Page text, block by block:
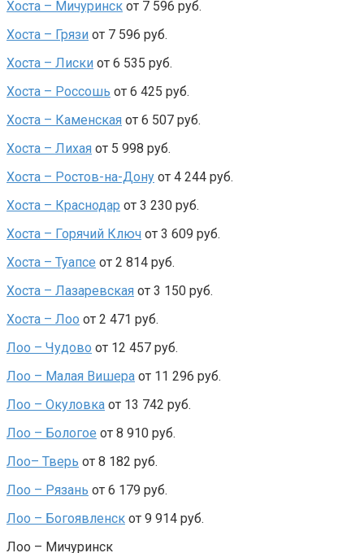
Хоста – Мичуринск от 7 596 руб.
Хоста – Грязи от 7 596 руб.
Хоста – Лиски от 6 535 руб.
Хоста – Россошь от 6 425 руб.
Хоста – Каменская от 6 507 руб.
Хоста – Лихая от 5 998 руб.
Хоста – Ростов-на-Дону от 4 244 руб.
Хоста – Краснодар от 3 230 руб.
Хоста – Горячий Ключ от 3 609 руб.
Хоста – Туапсе от 2 814 руб.
Хоста – Лазаревская от 3 150 руб.
Хоста – Лоо от 2 471 руб.
Лоо – Чудово от 12 457 руб.
Лоо – Малая Вишера от 11 296 руб.
Лоо – Окуловка от 13 742 руб.
Лоо – Бологое от 8 910 руб.
Лоо– Тверь от 8 182 руб.
Лоо – Рязань от 6 179 руб.
Лоо – Богоявленск от 9 914 руб.
Лоо – Мичуринск